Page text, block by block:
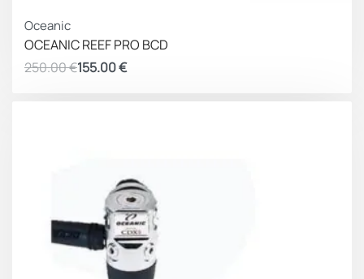
Oceanic
OCEANIC REEF PRO BCD
250.00€155.00€